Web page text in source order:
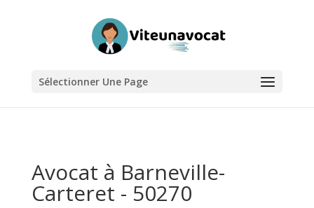
Sélectionner Une Page
Avocat à Barneville-
Carteret - 50270